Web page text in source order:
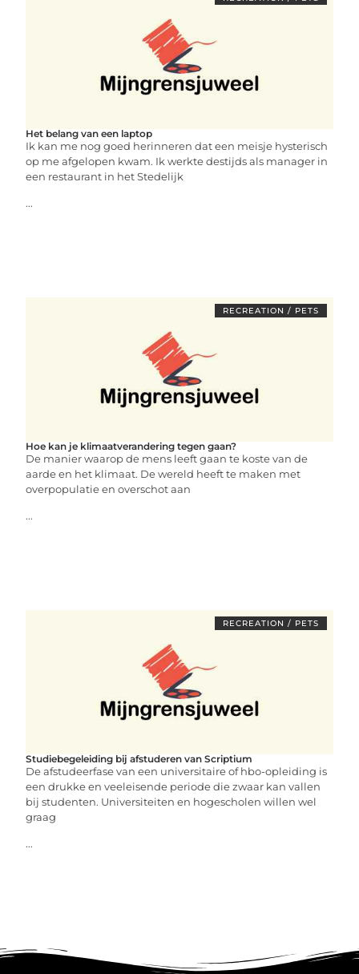
Het belang van een laptop
Ik kan me nog goed herinneren dat een meisje hysterisch
op me afgelopen kwam. Ik werkte destijds als manager in
een restaurant in het Stedelijk
...
RECREATION / PETS
Hoe kan je klimaatverandering tegen gaan?
De manier waarop de mens leeft gaan te koste van de
aarde en het klimaat. De wereld heeft te maken met
overpopulatie en overschot aan
...
RECREATION / PETS
Studiebegeleiding bij afstuderen van Scriptium
De afstudeerfase van een universitaire of hbo-opleiding is
een drukke en veeleisende periode die zwaar kan vallen
bij studenten. Universiteiten en hogescholen willen wel
graag
...